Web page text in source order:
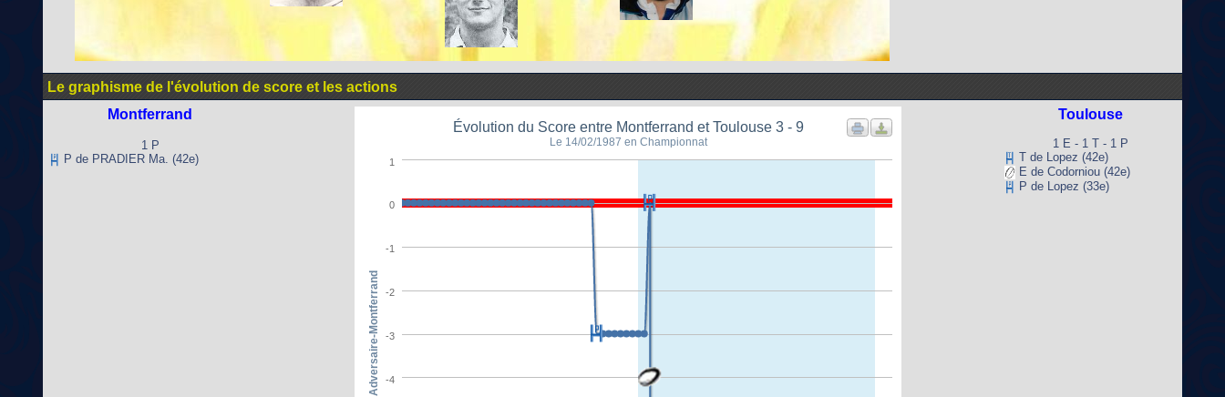
Le graphisme de l'évolution de score et les actions
Montferrand
1 P
P de PRADIER Ma. (42e)
Évolution du Score entre Montferrand et Toulouse 3 - 9
Le 14/02/1987 en Championnat
-4
-3
-2
-1
0
1
Adversaire-Montferrand
Toulouse
1 E - 1 T - 1 P
T de Lopez (42e)
E de Codorniou (42e)
P de Lopez (33e)